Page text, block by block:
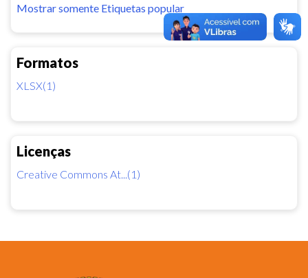
Mostrar somente Etiquetas popular
Formatos
XLSX(1)
Licenças
Creative Commons At...(1)